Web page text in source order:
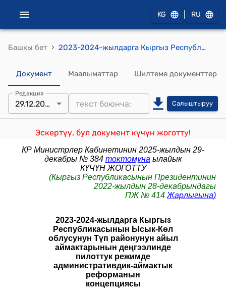
KG RU
Башкы бет › 2023-2024-жылдарга Кыргыз Республикасынын Ысык-Көл облусунун Түп районунун айыл аймактарынын деңгээлинде пилоттук режимде административдик-аймактык реформанын концепциясы (Кыргыз Республикасынын Президентинин 2022-жылдын 28-декабрындагы ПЖ № 414 Жарлыгына)
Документ Маалыматтар Шилтеме документтер
Редакция
29.12.2025 Салыштыруу
Эскертүү, бул документ күчүн жоготту!